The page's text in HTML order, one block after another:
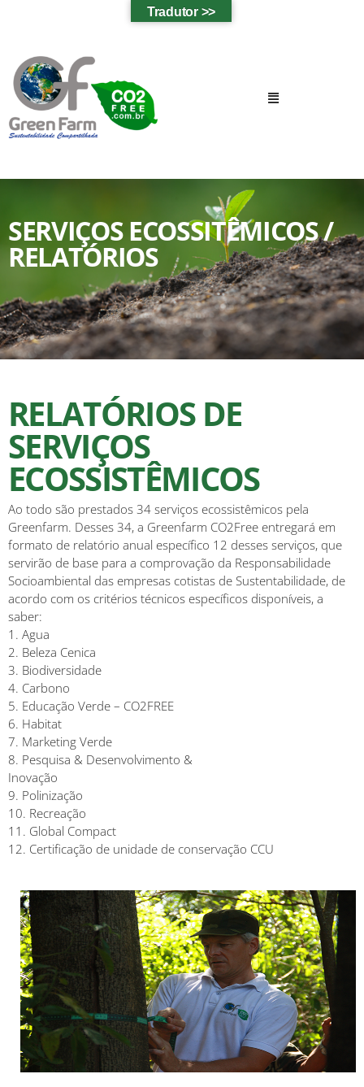
SERVIÇOS ECOSSITÊMICOS /
RELATÓRIOS
RELATÓRIOS DE
SERVIÇOS
ECOSSISTÊMICOS
Ao todo são prestados 34 serviços ecossistêmicos pela
Greenfarm. Desses 34, a Greenfarm CO2Free entregará em
formato de relatório anual específico 12 desses serviços, que
servirão de base para a comprovação da Responsabilidade
Socioambiental das empresas cotistas de Sustentabilidade, de
acordo com os critérios técnicos específicos disponíveis, a
saber:
1. Agua
2. Beleza Cenica
3. Biodiversidade
4. Carbono
5. Educação Verde – CO2FREE
6. Habitat
7. Marketing Verde
8. Pesquisa & Desenvolvimento &
Inovação
9. Polinização
10. Recreação
11. Global Compact
12. Certificação de unidade de conservação CCU
Tradutor >>